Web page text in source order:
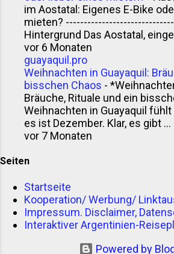
im Aostatal: Eigenes E-Bike
mieten?
Hintergrund Das Aostatal,
vor 6 Monaten
guayaquil.pro
Weihnachten in Guayaquil:
bisschen Chaos -
Bräuche, Rituale und ein
Weihnachten in Guayaquil fühlt
es ist Dezember. Klar, es gibt ...
vor 7 Monaten
Seiten
Startseite
Kooperation/ Werbung/
Impressum. Disclaimer,
Interaktiver Argentinien-
Powered by